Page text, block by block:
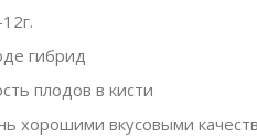
гибрид
плодов в кисти
хорошими вкусовыми